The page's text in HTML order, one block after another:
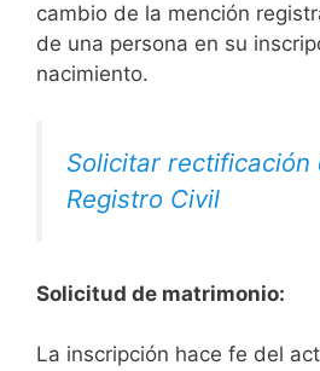
cambio de la mención
de una persona en su
nacimiento.
Solicitar rectificación
Registro Civil
Solicitud de matrimonio:
La inscripción hace fe del